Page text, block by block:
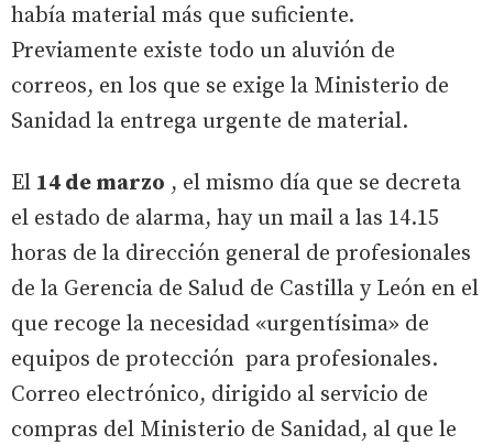
había material más que suficiente.
Previamente existe todo un aluvión de
correos, en los que se exige la Ministerio de
Sanidad la entrega urgente de material.
El 14 de marzo , el mismo día que se decreta
el estado de alarma, hay un mail a las 14.15
horas de la dirección general de profesionales
de la Gerencia de Salud de Castilla y León en el
que recoge la necesidad «urgentísima» de
equipos de protección para profesionales.
Correo electrónico, dirigido al servicio de
compras del Ministerio de Sanidad, al que le